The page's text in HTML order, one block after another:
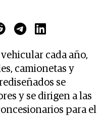
cada año,
camionetas y
se
y se dirigen a las
para el